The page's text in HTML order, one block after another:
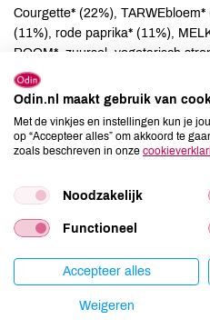
Courgette* (22%),
(11%), rode paprika* (11%),
ROOM*, zuursel, vegetarisch
(10%), ROOMBOTER* (MELK)
kruiden en specerijen* (0%).
Allergenen
Ei
Gluten
Odin.nl maakt gebruik van
Met de vinkjes en instellingen kun je
op “Accepteer alles” om akkoord te
zoals beschreven in onze
Noodzakelijk
Functioneel
Accepteer alles
Weigeren